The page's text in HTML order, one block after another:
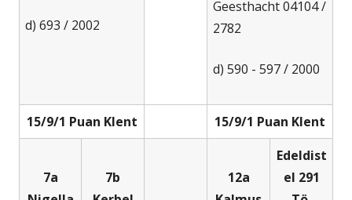
d) 693 / 2002
Geesthacht 04104 /
2782
d) 590 - 597 / 2000
15/9/1 Puan Klent 15/9/1 Puan Klent
7a
7b
12a
Edeldist
el 291